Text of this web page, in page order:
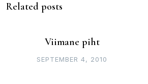
Related posts
Viimane piht
SEPTEMBER 4, 2010